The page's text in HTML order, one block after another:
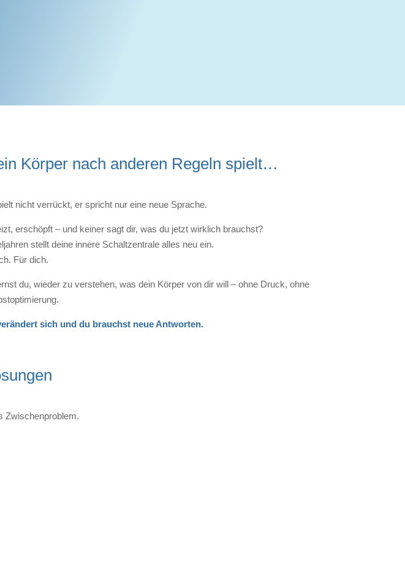
Körper nach anderen Regeln spielt…
nicht verrückt, er spricht nur eine neue Sprache.
erschöpft – und keiner sagt dir, was du jetzt wirklich brauchst?
stellt deine innere Schaltzentrale alles neu ein.
Für dich.
du, wieder zu verstehen, was dein Körper von dir will – ohne Druck, ohne
sich und du brauchst neue Antworten.
Zwischenproblem.